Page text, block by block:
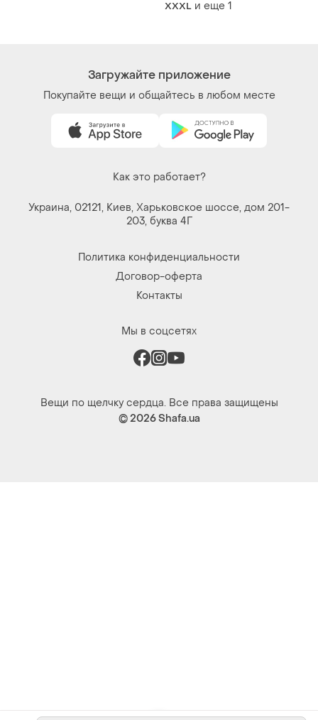
XXXL и еще 1
Загружайте приложение
Покупайте вещи и общайтесь в любом месте
Как это работает?
Украина, 02121, Киев, Харьковское шоссе, дом 201-
203, буква 4Г
Политика конфиденциальности
Договор-оферта
Контакты
Мы в соцсетях
Вещи по щелчку сердца. Все права защищены
© 2026Shafa.ua